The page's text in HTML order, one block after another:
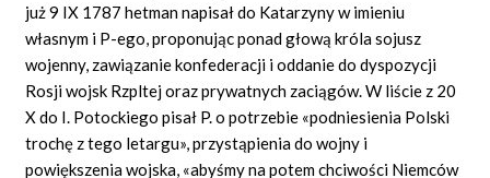
już 9 IX 1787 hetman napisał do Katarzyny w imieniu
własnym i P-ego, proponując ponad głową króla sojusz
wojenny, zawiązanie konfederacji i oddanie do dyspozycji
Rosji wojsk Rzpltej oraz prywatnych zaciągów. W liście z 20
X do I. Potockiego pisał P. o potrzebie «podniesienia Polski
trochę z tego letargu», przystąpienia do wojny i
powiększenia wojska, «abyśmy na potem chciwości Niemców